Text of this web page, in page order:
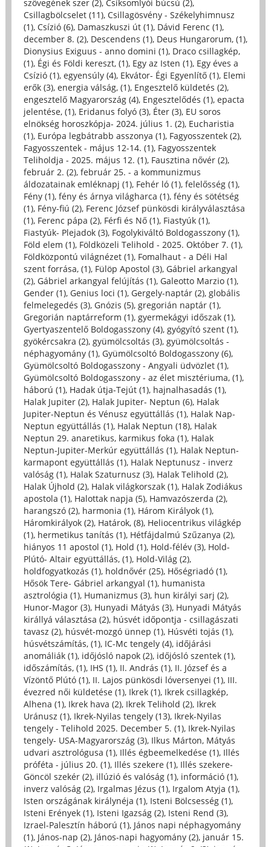
szövegének szer (2), Csíksomlyói búcsú (2),
Csillagbölcselet (11), Csillagösvény - Székelyhimnusz
(1), Csízió (6), Damaszkuszi út (1), Dávid Ferenc (1),
december 8. (2), Descendens (1), Deus Hungarorum, (1),
Dionysius Exiguus - anno domini (1), Draco csillagkép,
(1), Égi és Földi kereszt, (1), Egy az Isten (1), Egy éves a
Csízió (1), egyensúly (4), Ekvátor- Égi Egyenlítő (1), Elemi
erők (3), energia válság, (1), Engesztelő küldetés (2),
engesztelő Magyarország (4), Engesztelődés (1), epacta
jelentése, (1), Eridanus folyó (3), Éter (3), EU soros
elnökség horoszkópja- 2024. július 1. (2), Eucharistia
(1), Európa legbátrabb asszonya (1), Fagyosszentek (2),
Fagyosszentek - május 12-14. (1), Fagyosszentek
Teliholdja - 2025. május 12. (1), Fausztina nővér (2),
február 2. (2), február 25. - a kommunizmus
áldozatainak emléknapj (1), Fehér ló (1), felelősség (1),
Fény (1), fény és árnya világharca (1), fény és sötétség
(1), Fény-fiú (2), Ferenc József pünkösdi királyválasztása
(1), Ferenc pápa (2), Férfi és Nő (1), Fiastyúk (1),
Fiastyúk- Plejadok (3), Fogolykiváltó Boldogasszony (1),
Föld elem (1), Földközeli Telihold - 2025. Október 7. (1),
Földközpontú világnézet (1), Fomalhaut - a Déli Hal
szent forrása, (1), Fülöp Apostol (3), Gábriel arkangyal
(2), Gábriel arkangyal felújítás (1), Galeotto Marzio (1),
Gender (1), Genius loci (1), Gergely-naptár (2), globális
felmelegedés (3), Gnózis (5), gregorián naptár (1),
Gregorián naptárreform (1), gyermekágyi időszak (1),
Gyertyaszentelő Boldogasszony (4), gyógyító szent (1),
gyökércsakra (2), gyümölcsoltás (3), gyümölcsoltás -
néphagyomány (1), Gyümölcsoltó Boldogasszony (6),
Gyümölcsoltó Boldogasszony - Angyali üdvözlet (1),
Gyümölcsoltó Boldogasszony - az élet misztériuma, (1),
háború (1), Hadak útja-Tejút (1), hajnalhasadás (1),
Halak Jupiter (2), Halak Jupiter- Neptun (6), Halak
Jupiter-Neptun és Vénusz együttállás (1), Halak Nap-
Neptun együttállás (1), Halak Neptun (18), Halak
Neptun 29. anaretikus, karmikus foka (1), Halak
Neptun-Jupiter-Merkúr együttállás (1), Halak Neptun-
karmapont együttállás (1), Halak Neptunusz - inverz
valóság (1), Halak Szaturnusz (3), Halak Telihold (2),
Halak Újhold (2), Halak világkorszak (1), Halak Zodiákus
apostola (1), Halottak napja (5), Hamvazószerda (2),
harangszó (2), harmonia (1), Három Királyok (1),
Háromkirályok (2), Határok, (8), Heliocentrikus világkép
(1), hermetikus tanítás (1), Hétfájdalmú Szűzanya (2),
hiányos 11 apostol (1), Hold (1), Hold-félév (3), Hold-
Plútó- Altair együttállás, (1), Hold-Világ (2),
holdfogyatkozás (1), holdnővér (25), Hőségriadó (1),
Hősök Tere- Gábriel arkangyal (1), humanista
asztrológia (1), Humanizmus (3), hun királyi sarj (2),
Hunor-Magor (3), Hunyadi Mátyás (3), Hunyadi Mátyás
királlyá választása (2), húsvét időpontja - csillagászati
tavasz (2), húsvét-mozgó ünnep (1), Húsvéti tojás (1),
húsvétszámítás, (1), IC-Mc tengely (4), időjárási
anomáliák (1), időjósló napok (2), időjósló szentek (1),
időszámítás, (1), IHS (1), II. András (1), II. József és a
Vízöntő Plútó (1), II. Lajos pünkösdi lóversenyei (1), III.
évezred női küldetése (1), Ikrek (1), Ikrek csillagkép,
Alhena (1), Ikrek hava (2), Ikrek Telihold (2), Ikrek
Uránusz (1), Ikrek-Nyilas tengely (13), Ikrek-Nyilas
tengely - Telihold 2025. December 5. (1), Ikrek-Nyilas
tengely- USA-Magyarország (3), Ilkus Márton, Mátyás
udvari asztrológusa (1), Illés égbeemelkedése (1), Illés
próféta - július 20. (1), Illés szekere (1), Illés szekere-
Göncöl szekér (2), illúzió és valóság (1), információ (1),
inverz valóság (2), Irgalmas Jézus (1), Irgalom Atyja (1),
Isten országának királynéja (1), Isteni Bölcsesség (1),
Isteni Erények (1), Isteni Igazság (2), Isteni Rend (3),
Izrael-Palesztín háború (1), János napi néphagyomány
(1), János-nap (2), János-napi hagyomány (2), január 15.